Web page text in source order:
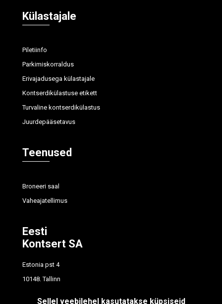
Külastajale
Piletiinfo
Parkimiskorraldus
Erivajadusega külastajale
Kontserdikülastuse etikett
Turvaline kontserdikülastus
Juurdepääsetavus
Teenused
Broneeri saal
Vaheajatellimus
Eesti
Kontsert SA
Estonia pst 4
10148, Tallinn
Sellel veebilehel kasutatakse küpsiseid